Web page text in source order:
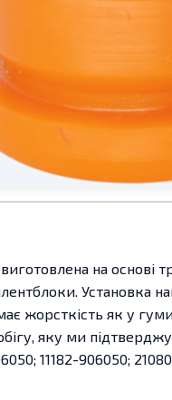
на основі
Установка
жорсткість як у
яку ми
11182-906050;